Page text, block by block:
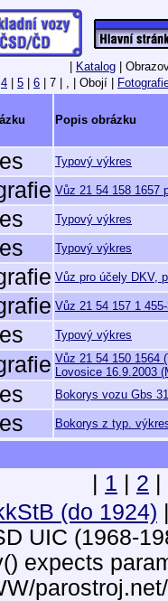
Katalog |
4 5 6 | 7 | , | Obojí |
Popis obrázku
Typový výkres
Vůz 21 54 158 1657
Typový výkres
Typový výkres
Vůz pro účely DKV,
Vůz 21 54 157 1
Typový výkres
Vůz 21 54 150 1564
Lovosice 16.9.2003
Bokorys vozu Gbs
Bokorys z typ.
1 2
(do 1924)
UIC (1968-
expects